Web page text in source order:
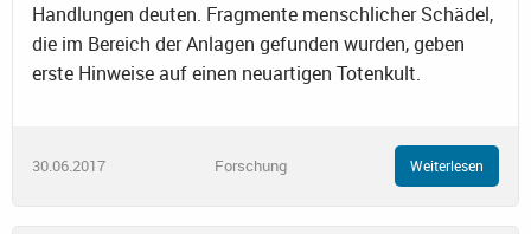
Handlungen deuten. Fragmente menschlicher Schädel,
die im Bereich der Anlagen gefunden wurden, geben
erste Hinweise auf einen neuartigen Totenkult.
30.06.2017 Forschung Weiterlesen